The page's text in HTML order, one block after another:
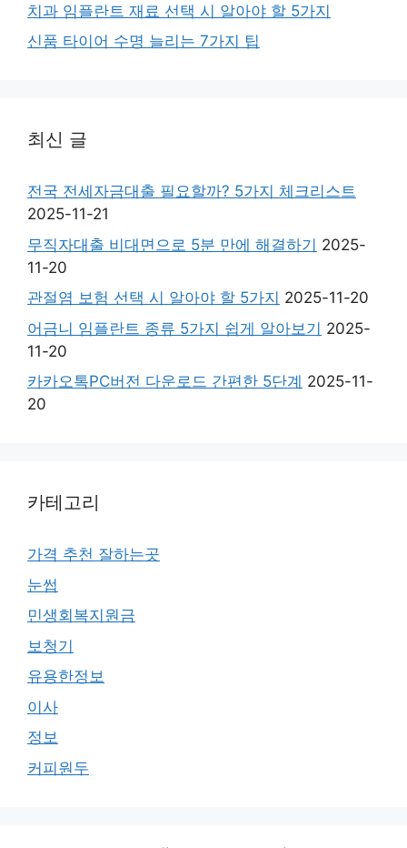
치과 임플란트 재료 선택 시 알아야 할 5가지
신품 타이어 수명 늘리는 7가지 팁
최신 글
전국 전세자금대출 필요할까? 5가지 체크리스트
2025-11-21
무직자대출 비대면으로 5분 만에 해결하기 2025-
11-20
관절염 보험 선택 시 알아야 할 5가지 2025-11-20
어금니 임플란트 종류 5가지 쉽게 알아보기 2025-
11-20
카카오톡PC버전 다운로드 간편한 5단계 2025-11-
20
카테고리
가격 추천 잘하는곳
눈썹
민생회복지원금
보청기
유용한정보
이사
정보
커피원두